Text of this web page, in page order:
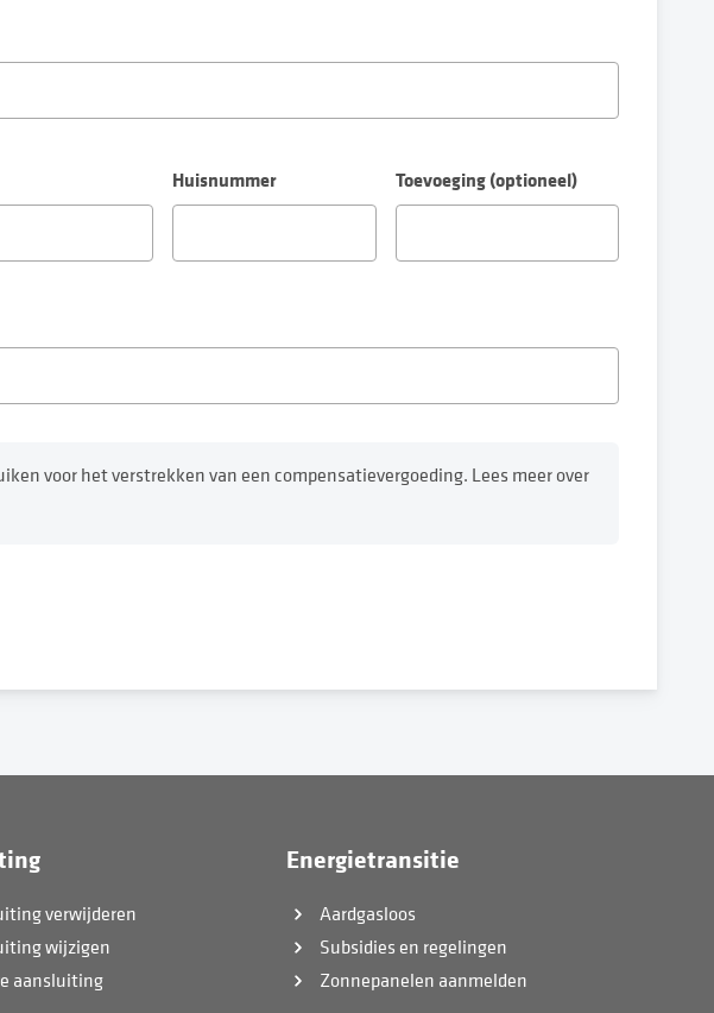
Huisnummer Toevoeging (optioneel)
voor het verstrekken van een compensatievergoeding. Lees meer over
verwijderen
wijzigen
aansluiting
Energietransitie
Aardgasloos
Subsidies en regelingen
Zonnepanelen aanmelden